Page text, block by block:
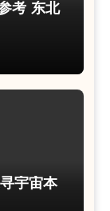
考 东北
宇宙本